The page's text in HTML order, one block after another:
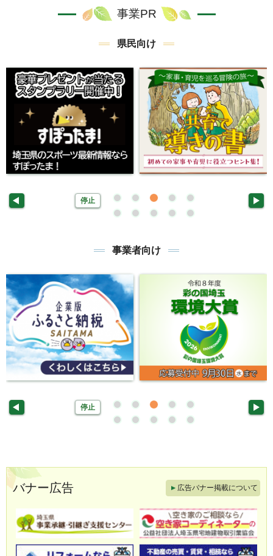
事業PR
県民向け
停止
事業者向け
停止
バナー広告 広告バナー掲載について